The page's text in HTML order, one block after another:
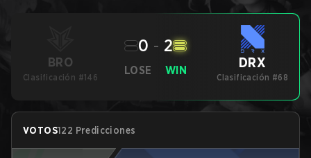
BRO
Clasificación #146
LOSE
0 - 2
WIN DRX
Clasificación #68
VOTOS122 Predicciones